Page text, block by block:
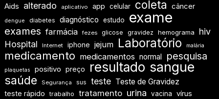
Aids alterado aplicativo app celular coleta câncer
dengue diabetes diagnóstico estudo exame
exames farmácia fezes glicose gravidez hemograma
hiv
Hospital
Internet iphone jejum Laboratório malária
medicamento medicamentos normal pesquisa
plaquetas positivo preço resultado sangue
saúde Segurança sus teste Teste de Gravidez
teste rápido trabalho tratamento urina vacina vírus